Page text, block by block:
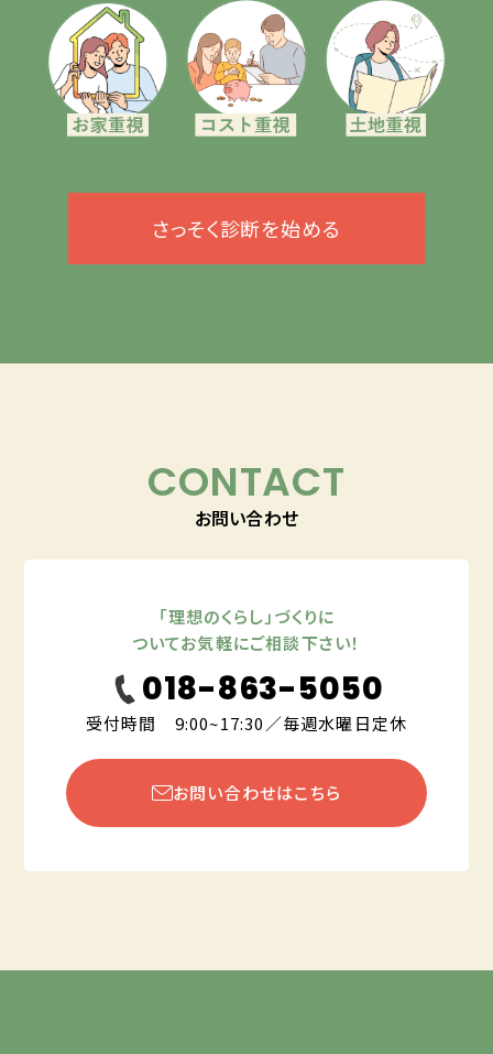
さっそく診断を始める
CONTACT
お問い合わせ
「理想のくらし」づくりに
ついてお気軽にご相談下さい！
018-863-5050
受付時間 9:00~17:30／毎週水曜日定休
お問い合わせはこちら